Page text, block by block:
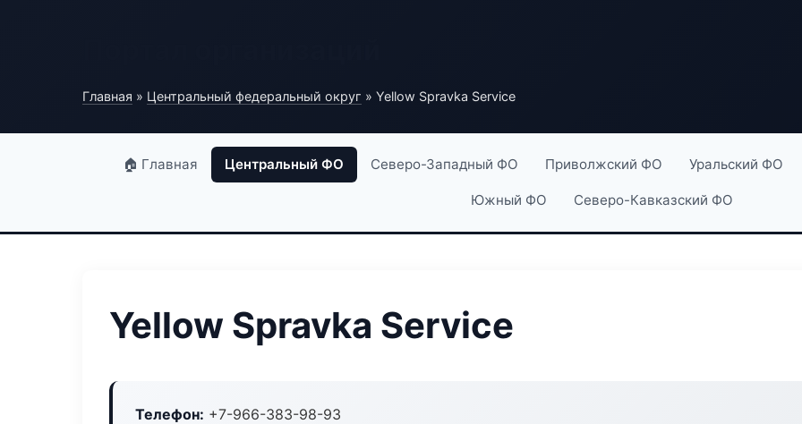
Главная » Центральный федеральный округ » Yellow Spravka Service
🏠 Главная Центральный ФО Северо-Западный ФО Приволжский ФО Уральский ФО
Южный ФО Северо-Кавказский ФО
Yellow Spravka Service
Телефон: +7-966-383-98-93